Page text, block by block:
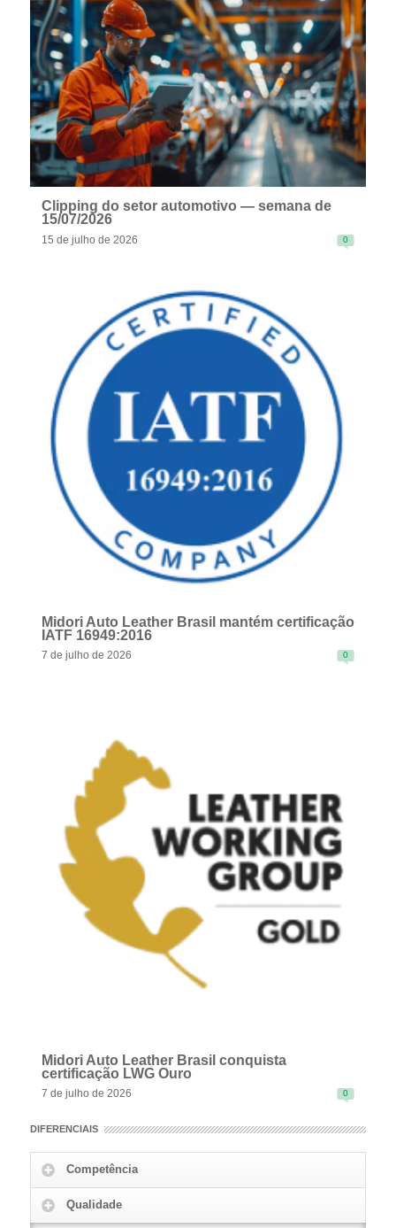
READ MORE
Clipping do setor automotivo — semana de
15/07/2026
15 de julho de 2026 0
READ MORE
Midori Auto Leather Brasil mantém certificação
IATF 16949:2016
7 de julho de 2026 0
Midori Auto Leather Brasil conquista
certificação LWG Ouro
7 de julho de 2026 0
DIFERENCIAIS
Competência
Qualidade